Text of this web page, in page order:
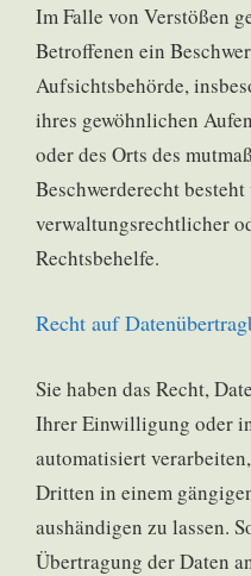
Im Falle von Verstößen
Betroffenen ein
Aufsichtsbehörde,
ihres gewöhnlichen
oder des Orts des
Beschwerderecht
verwaltungsrechtlicher
Rechtsbehelfe.
Recht auf
Sie haben das Recht,
Ihrer Einwilligung oder
automatisiert
Dritten in einem
aushändigen zu lassen.
Übertragung der Daten